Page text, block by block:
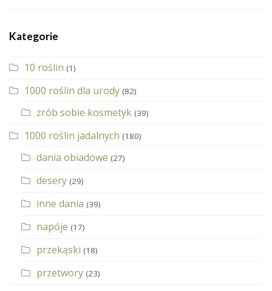
Kategorie
10 roślin (1)
1000 roślin dla urody (82)
zrób sobie kosmetyk (39)
1000 roślin jadalnych (180)
dania obiadowe (27)
desery (29)
inne dania (39)
napóje (17)
przekąski (18)
przetwory (23)